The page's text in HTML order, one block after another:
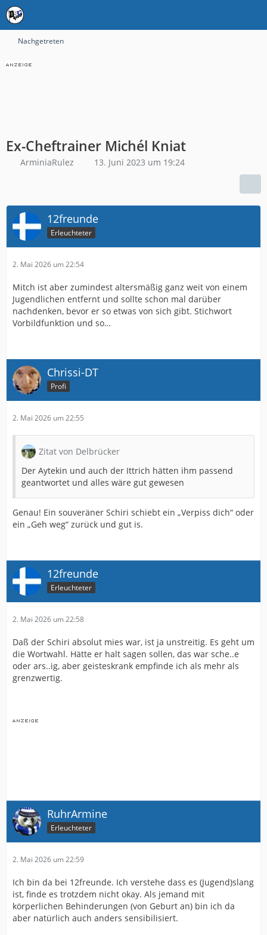
Nachgetreten
Ex-Cheftrainer Michél Kniat
ArminiaRulez 13. Juni 2023 um 19:24
12freunde
Erleuchteter
2. Mai 2026 um 22:54
Mitch ist aber zumindest altersmäßig ganz weit von einem
Jugendlichen entfernt und sollte schon mal darüber
nachdenken, bevor er so etwas von sich gibt. Stichwort
Vorbildfunktion und so…
Chrissi-DT
Profi
2. Mai 2026 um 22:55
Zitat von Delbrücker
Der Aytekin und auch der Ittrich hätten ihm passend
geantwortet und alles wäre gut gewesen
Genau! Ein souveräner Schiri schiebt ein „Verpiss dich“ oder
ein „Geh weg“ zurück und gut is.
12freunde
Erleuchteter
2. Mai 2026 um 22:58
Daß der Schiri absolut mies war, ist ja unstreitig. Es geht um
die Wortwahl. Hätte er halt sagen sollen, das war sche..e
oder ars..ig, aber geisteskrank empfinde ich als mehr als
grenzwertig.
RuhrArmine
Erleuchteter
2. Mai 2026 um 22:59
Ich bin da bei 12freunde. Ich verstehe dass es (Jugend)slang
ist, finde es trotzdem nicht okay. Als jemand mit
körperlichen Behinderungen (von Geburt an) bin ich da
aber natürlich auch anders sensibilisiert.